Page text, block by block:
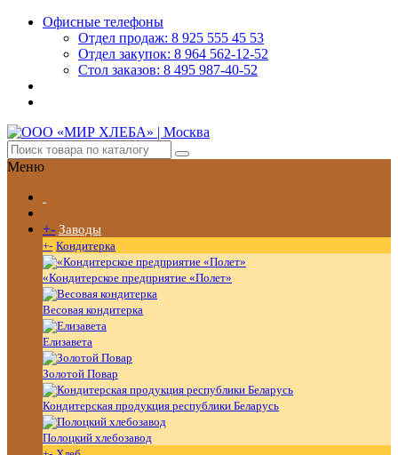
Офисные телефоны
Отдел продаж: 8 925 555 45 53
Отдел закупок: 8 964 562-12-52
Стол заказов: 8 495 987-40-52
Меню
+- Заводы
+- Кондитерка
«Кондитерское предприятие «Полет»
Весовая кондитерка
Елизавета
Золотой Повар
Кондитерская продукция республики Беларусь
Полоцкий хлебозавод